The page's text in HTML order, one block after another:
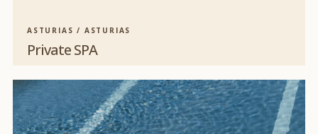
ASTURIAS / ASTURIAS
Private SPA